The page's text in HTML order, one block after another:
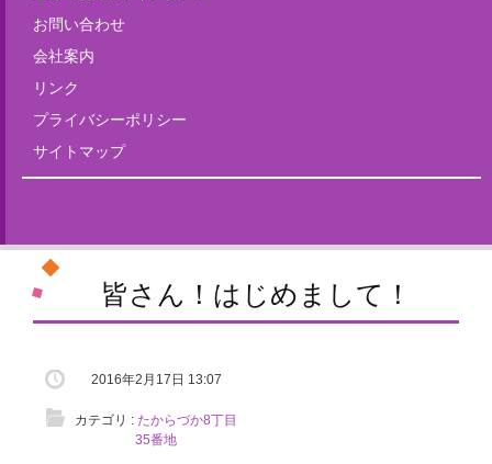
お問い合わせ
会社案内
リンク
プライバシーポリシー
サイトマップ
皆さん！はじめまして！
2016年2月17日 13:07
カテゴリ : たからづか8丁目
35番地